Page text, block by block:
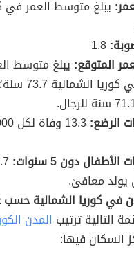
يبلغ متوسط العمر في
المتوقع: يبلغ متوسط
الرضع:
دون 5 سنوات:
في كوريا الشمالية
التالية ترتيب المدن
السكان فيها: